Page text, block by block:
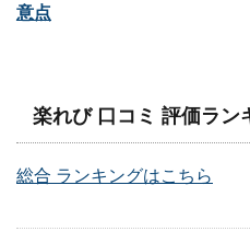
意点
楽れび 口コミ 評価ラン
総合 ランキングはこちら